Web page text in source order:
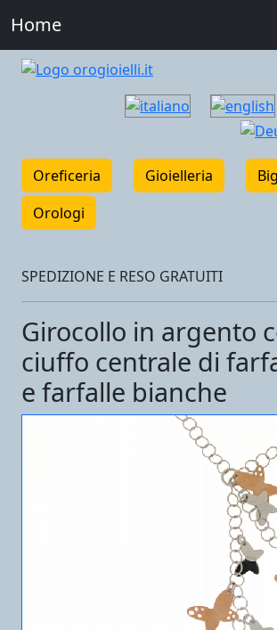
Home
Oreficeria Gioielleria
Orologi
SPEDIZIONE E RESO GRATUITI
Girocollo in argento
ciuffo centrale di
e farfalle bianche